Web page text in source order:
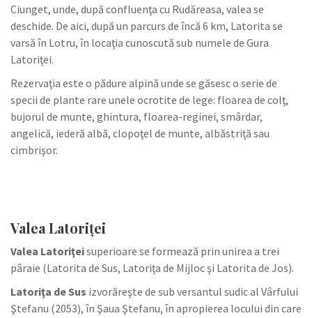
Ciunget, unde, după confluenţa cu Rudăreasa, valea se
deschide. De aici, după un parcurs de încă 6 km, Latorita se
varsă în Lotru, în locaţia cunoscută sub numele de Gura
Latoriţei.
Rezervaţia este o pădure alpină unde se găsesc o serie de
specii de plante rare unele ocrotite de lege: floarea de colţ,
bujorul de munte, ghintura, floarea-reginei, smârdar,
angelică, iederă albă, clopoţel de munte, albăstriţă sau
cimbrişor.
Valea Latoriţei
Valea Latoriţeisuperioare se formează prin unirea a trei
pâraie (Latorita de Sus, Latoriţa de Mijloc şi Latorita de Jos).
Latoriţa de Sus izvorăreşte de sub versantul sudic al Vârfului
Ştefanu (2053), în Şaua Ştefanu, în apropierea locului din care